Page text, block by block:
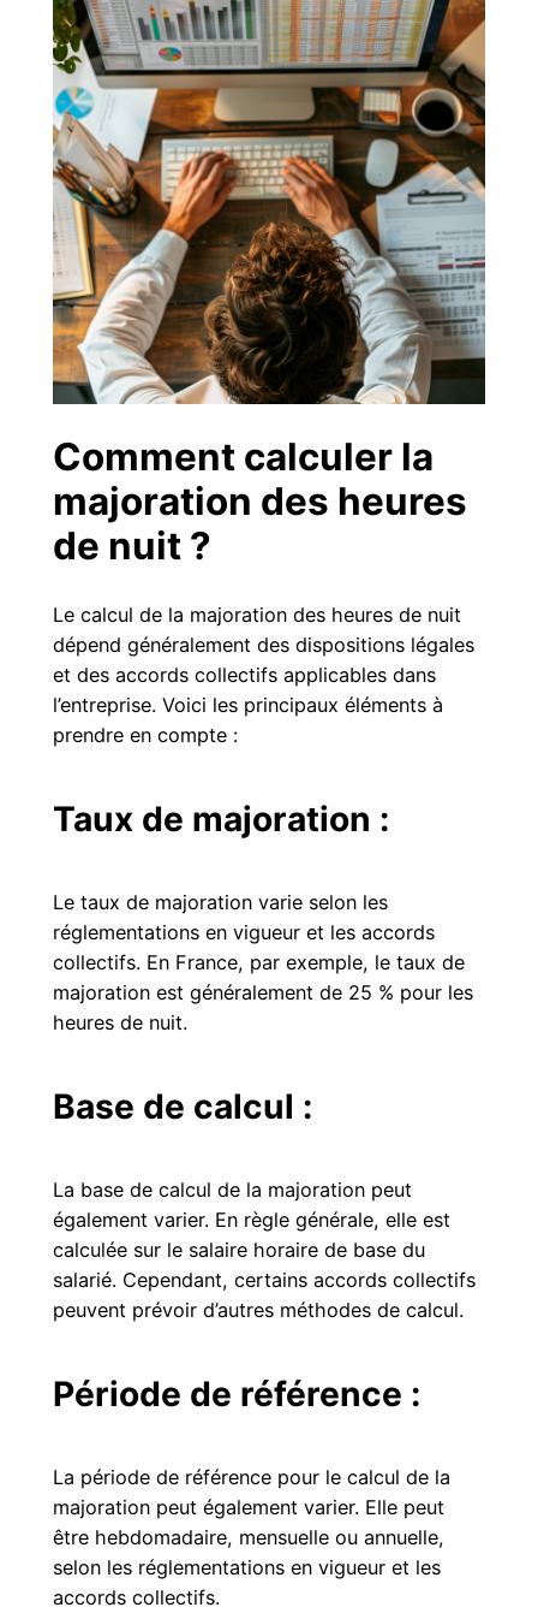
Comment calculer la
majoration des heures
de nuit ?
Le calcul de la majoration des heures de nuit
dépend généralement des dispositions légales
et des accords collectifs applicables dans
l’entreprise. Voici les principaux éléments à
prendre en compte :
Taux de majoration :
Le taux de majoration varie selon les
réglementations en vigueur et les accords
collectifs. En France, par exemple, le taux de
majoration est généralement de 25 % pour les
heures de nuit.
Base de calcul :
La base de calcul de la majoration peut
également varier. En règle générale, elle est
calculée sur le salaire horaire de base du
salarié. Cependant, certains accords collectifs
peuvent prévoir d’autres méthodes de calcul.
Période de référence :
La période de référence pour le calcul de la
majoration peut également varier. Elle peut
être hebdomadaire, mensuelle ou annuelle,
selon les réglementations en vigueur et les
accords collectifs.